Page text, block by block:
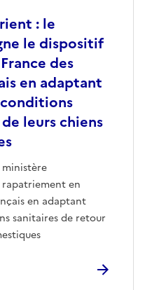
: le
le dispositif
des
en adaptant
conditions
leurs chiens
en
en adaptant
sanitaires de retour